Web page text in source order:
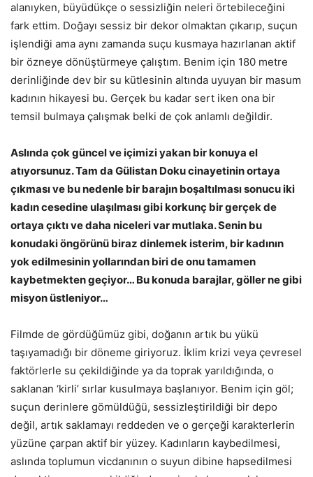
alanıyken, büyüdükçe o sessizliğin neleri örtebileceğini
fark ettim. Doğayı sessiz bir dekor olmaktan çıkarıp, suçun
işlendiği ama aynı zamanda suçu kusmaya hazırlanan aktif
bir özneye dönüştürmeye çalıştım. Benim için 180 metre
derinliğinde dev bir su kütlesinin altında uyuyan bir masum
kadının hikayesi bu. Gerçek bu kadar sert iken ona bir
temsil bulmaya çalışmak belki de çok anlamlı değildir.
Aslında çok güncel ve içimizi yakan bir konuya el
atıyorsunuz. Tam da Gülistan Doku cinayetinin ortaya
çıkması ve bu nedenle bir barajın boşaltılması sonucu iki
kadın cesedine ulaşılması gibi korkunç bir gerçek de
ortaya çıktı ve daha niceleri var mutlaka. Senin bu
konudaki öngörünü biraz dinlemek isterim, bir kadının
yok edilmesinin yollarından biri de onu tamamen
kaybetmekten geçiyor… Bu konuda barajlar, göller ne gibi
misyon üstleniyor…
Filmde de gördüğümüz gibi, doğanın artık bu yükü
taşıyamadığı bir döneme giriyoruz. İklim krizi veya çevresel
faktörlerle su çekildiğinde ya da toprak yarıldığında, o
saklanan ‘kirli’ sırlar kusulmaya başlanıyor. Benim için göl;
suçun derinlere gömüldüğü, sessizleştirildiği bir depo
değil, artık saklamayı reddeden ve o gerçeği karakterlerin
yüzüne çarpan aktif bir yüzey. Kadınların kaybedilmesi,
aslında toplumun vicdanının o suyun dibine hapsedilmesi